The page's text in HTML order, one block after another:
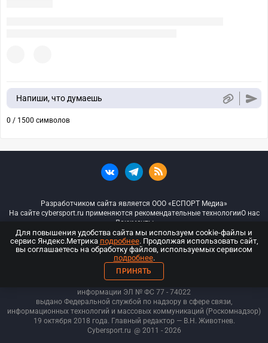
Напиши, что думаешь
0 / 1500 символов
Разработчиком сайта является ООО «ЕСПОРТ Медиа»
На сайте cybersport.ru применяются рекомендательные технологииО нас
Документы
© ООО «Киберспорт.ру» — Все права защищены
18+
ООО «Киберспорт.ру». Свидетельство о регистрации средств массовой
информации ЭЛ № ФС 77 - 74022
выдано Федеральной службой по надзору в сфере связи,
информационных технологий и массовых коммуникаций (Роскомнадзор)
19 октября 2018 года. Главный редактор — В.Н. Животнев.
Cybersport.ru @ 2011 - 2026
Для повышения удобства сайта мы используем cookie-файлы и
сервис Яндекс.Метрика подробнее. Продолжая использовать сайт,
вы соглашаетесь на обработку файлов, используемых сервисом
подробнее.
ПРИНЯТЬ